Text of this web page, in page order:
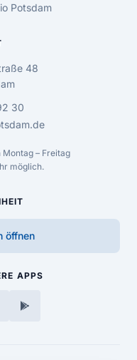
Potsdam
48
30
Montag – Freitag
möglich.
öffnen
APPS